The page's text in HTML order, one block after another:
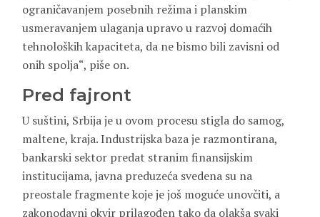
ograničavanjem posebnih režima i planskim
usmeravanjem ulaganja upravo u razvoj domaćih
tehnoloških kapaciteta, da ne bismo bili zavisni od
onih spolja“, piše on.
Pred fajront
U suštini, Srbija je u ovom procesu stigla do samog,
maltene, kraja. Industrijska baza je razmontirana,
bankarski sektor predat stranim finansijskim
institucijama, javna preduzeća svedena su na
preostale fragmente koje je još moguće unovčiti, a
zakonodavni okvir prilagođen tako da olakša svaki